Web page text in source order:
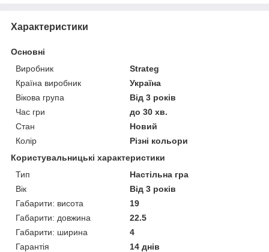
Характеристики
Основні
Виробник
Strateg
Країна виробник
Україна
Вікова група
Від 3 років
Час гри
до 30 хв.
Стан
Новий
Колір
Різні кольори
Користувальницькі характеристики
Тип
Настільна гра
Вік
Від 3 років
Габарити: висота
19
Габарити: довжина
22.5
Габарити: ширина
4
Гарантія
14 днів